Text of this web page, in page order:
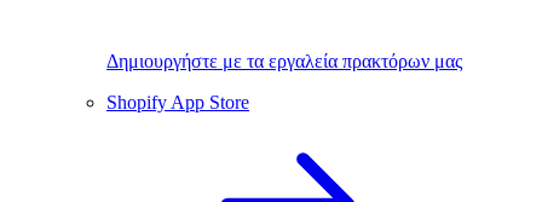
Δημιουργήστε με τα εργαλεία πρακτόρων μας
Shopify App Store